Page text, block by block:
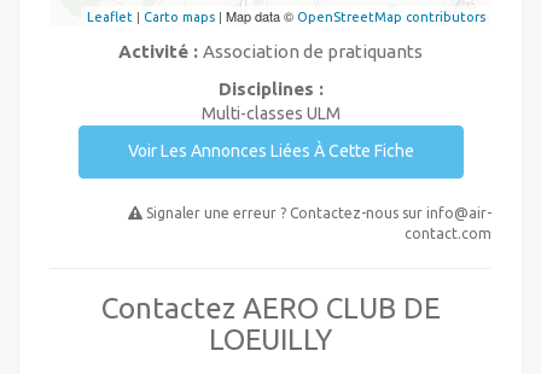
Leaflet | Carto maps | Map data © OpenStreetMap contributors
Activité : Association de pratiquants
Disciplines :
Multi-classes ULM
Voir Les Annonces Liées À Cette Fiche
Signaler une erreur ? Contactez-nous sur info@air-
contact.com
Contactez AERO CLUB DE
LOEUILLY